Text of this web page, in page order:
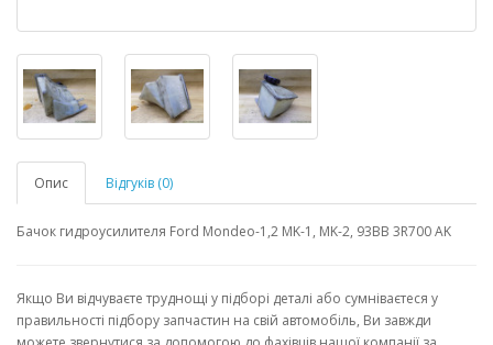
Опис Відгуків (0)
Бачок гидроусилителя Ford Mondeo-1,2 MK-1, MK-2, 93BB 3R700 AK
Якщо Ви відчуваєте труднощі у підборі деталі або сумніваєтеся у
правильності підбору запчастин на свій автомобіль, Ви завжди